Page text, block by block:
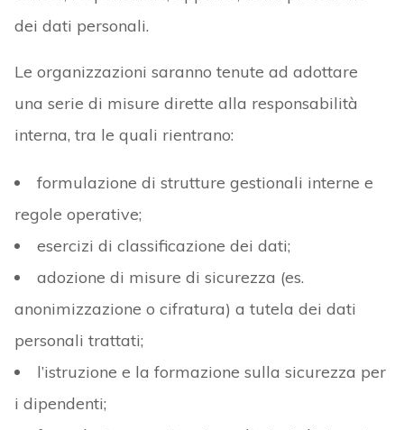
dei dati personali.
Le organizzazioni saranno tenute ad adottare
una serie di misure dirette alla responsabilità
interna, tra le quali rientrano:
formulazione di strutture gestionali interne e
regole operative;
esercizi di classificazione dei dati;
adozione di misure di sicurezza (es.
anonimizzazione o cifratura) a tutela dei dati
personali trattati;
l’istruzione e la formazione sulla sicurezza per
i dipendenti;